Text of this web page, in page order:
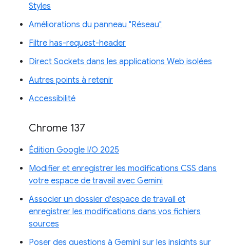
Styles
Améliorations du panneau "Réseau"
Filtre has-request-header
Direct Sockets dans les applications Web isolées
Autres points à retenir
Accessibilité
Chrome 137
Édition Google I/O 2025
Modifier et enregistrer les modifications CSS dans
votre espace de travail avec Gemini
Associer un dossier d'espace de travail et
enregistrer les modifications dans vos fichiers
sources
Poser des questions à Gemini sur les insights sur